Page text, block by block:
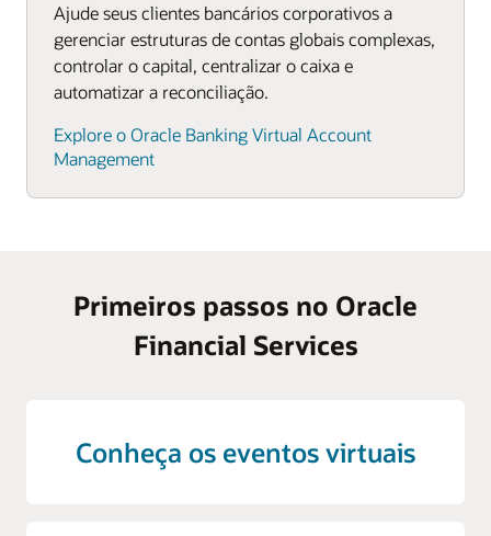
Ajude seus clientes bancários corporativos a
gerenciar estruturas de contas globais complexas,
controlar o capital, centralizar o caixa e
automatizar a reconciliação.
Explore o Oracle Banking Virtual Account
Management
Primeiros passos no Oracle
Financial Services
Conheça os eventos virtuais